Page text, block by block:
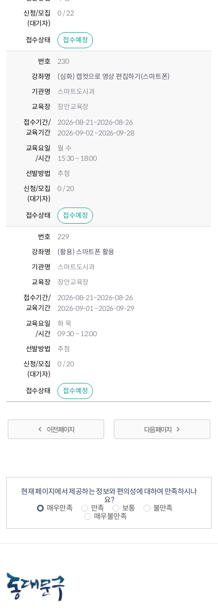
신청/모집
(대기자)
0 / 22
접수상태 접수예정
번호
230
강좌명
(심화) 캡컷으로 영상 편집하기(스마트폰)
기관명
스마트도시과
교육장
장안교육장
접수기간/
교육기간
2026-08-21~2026-08-26
2026-09-02~2026-09-28
교육요일
/시간
월 수
15:30 ~ 18:00
선발방법
추첨
신청/모집
(대기자)
0 / 20
접수상태 접수예정
번호
229
강좌명
(활용) 스마트폰 활용
기관명
스마트도시과
교육장
장안교육장
접수기간/
교육기간
2026-08-21~2026-08-26
2026-09-01~2026-09-29
교육요일
/시간
화 목
09:30 ~ 12:00
선발방법
추첨
신청/모집
(대기자)
0 / 20
접수상태 접수예정
이전 페이지 다음 페이지
현재 페이지에서 제공하는 정보와 편의성에 대하여 만족하시나
요?
매우만족
만족 보통
불만족
매우불만족